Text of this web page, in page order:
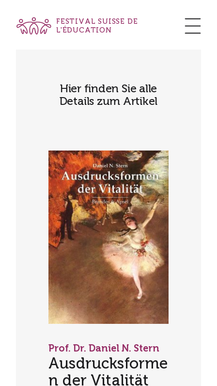
FESTIVAL SUISSE DE
L'ÉDUCATION
Hier finden Sie alle
Details zum Artikel
Prof. Dr. Daniel N. Stern
Ausdrucksforme
n der Vitalität